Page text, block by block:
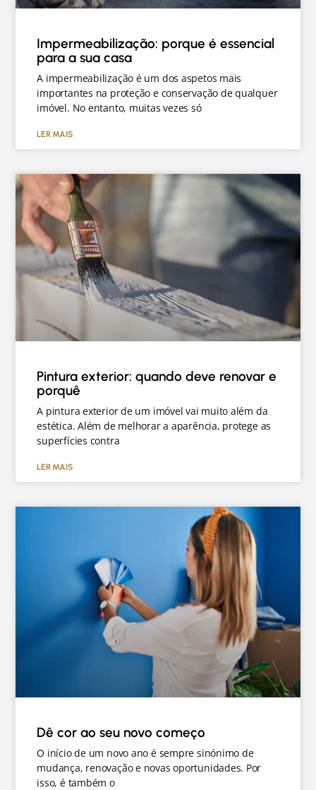
Impermeabilização: porque é essencial
para a sua casa
A impermeabilização é um dos aspetos mais
importantes na proteção e conservação de qualquer
imóvel. No entanto, muitas vezes só
LER MAIS
Pintura exterior: quando deve renovar e
porquê
A pintura exterior de um imóvel vai muito além da
estética. Além de melhorar a aparência, protege as
superfícies contra
LER MAIS
Dê cor ao seu novo começo
O início de um novo ano é sempre sinónimo de
mudança, renovação e novas oportunidades. Por
isso, é também o